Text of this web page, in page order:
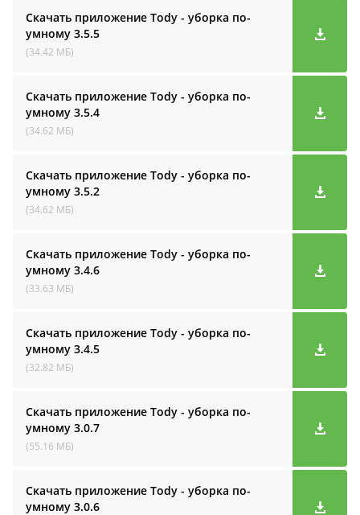
Скачать приложение Tody - уборка по-
умному 3.5.5
(34.42 МБ)
Скачать приложение Tody - уборка по-
умному 3.5.4
(34.62 МБ)
Скачать приложение Tody - уборка по-
умному 3.5.2
(34.62 МБ)
Скачать приложение Tody - уборка по-
умному 3.4.6
(33.63 МБ)
Скачать приложение Tody - уборка по-
умному 3.4.5
(32.82 МБ)
Скачать приложение Tody - уборка по-
умному 3.0.7
(55.16 МБ)
Скачать приложение Tody - уборка по-
умному 3.0.6